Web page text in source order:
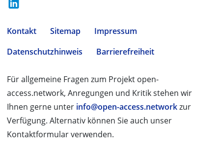
Kontakt Sitemap
Impressum
Datenschutzhinweis
Barrierefreiheit
Für allgemeine Fragen zum Projekt open-
access.network, Anregungen und Kritik stehen wir
Ihnen gerne unter info@open-access.networkzur
Verfügung. Alternativ können Sie auch unser
Kontaktformular verwenden.